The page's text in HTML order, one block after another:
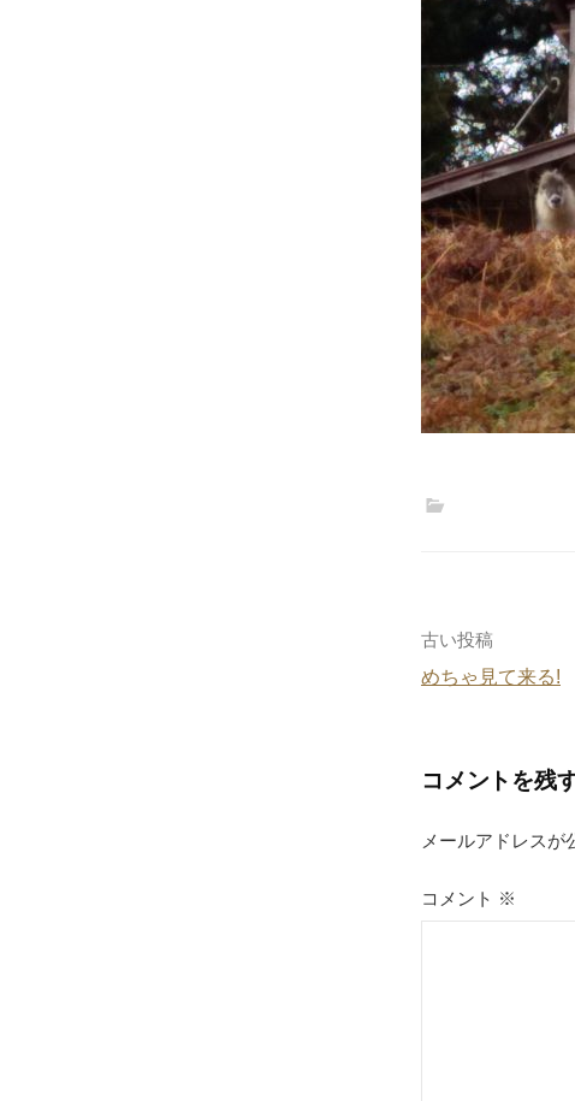
投
稿
ビ
ゲ
ー
古い投稿
めちゃ見て来る!
コメントを残
メールアドレスが
コメント ※